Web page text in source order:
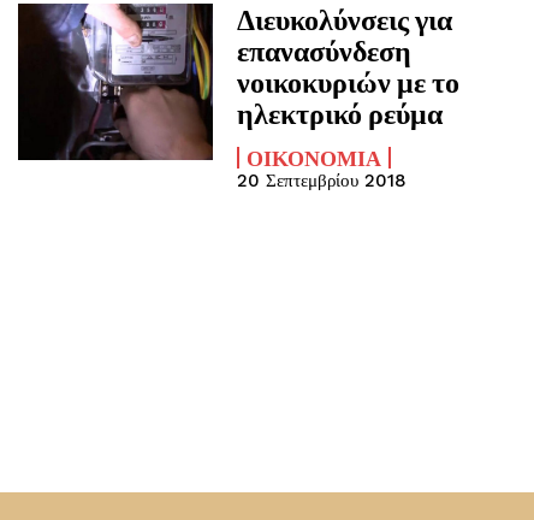
Διευκολύνσεις για
επανασύνδεση
νοικοκυριών με το
ηλεκτρικό ρεύμα
ΟΙΚΟΝΟΜΊΑ
20 Σεπτεμβρίου 2018